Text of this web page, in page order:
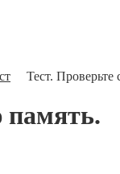
Тест.
память.